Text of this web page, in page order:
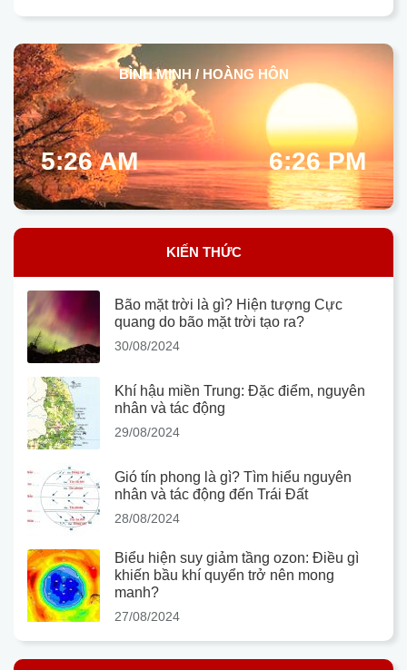
BÌNH MINH / HOÀNG HÔN
5:26 AM 6:26 PM
KIẾN THỨC
Bão mặt trời là gì? Hiện tượng Cực
quang do bão mặt trời tạo ra?
30/08/2024
Khí hậu miền Trung: Đặc điểm, nguyên
nhân và tác động
29/08/2024
Gió tín phong là gì? Tìm hiểu nguyên
nhân và tác động đến Trái Đất
28/08/2024
Biểu hiện suy giảm tầng ozon: Điều gì
khiến bầu khí quyển trở nên mong
manh?
27/08/2024